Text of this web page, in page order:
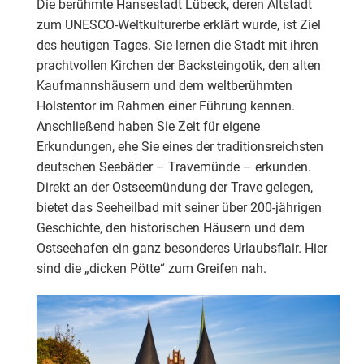
zeichnen das Seeheilbad aus.
Die berühmte Hansestadt Lübeck, deren Altstadt
zum UNESCO-Weltkulturerbe erklärt wurde, ist Ziel
des heutigen Tages. Sie lernen die Stadt mit ihren
prachtvollen Kirchen der Backsteingotik, den alten
Kaufmannshäusern und dem weltberühmten
Holstentor im Rahmen einer Führung kennen.
Anschließend haben Sie Zeit für eigene
Erkundungen, ehe Sie eines der traditionsreichsten
deutschen Seebäder – Travemünde – erkunden.
Direkt an der Ostseemündung der Trave gelegen,
bietet das Seeheilbad mit seiner über 200-jährigen
Geschichte, den historischen Häusern und dem
Ostseehafen ein ganz besonderes Urlaubsflair. Hier
sind die „dicken Pötte“ zum Greifen nah.
Die berühmte Hansestadt Lübeck, deren Altstadt zum
UNESCO-Weltkulturerbe erklärt wurde, ist Ziel des
heutigen Tages. Sie lernen die Stadt mit ihren
prachtvollen Kirchen der Backsteingotik, den alten